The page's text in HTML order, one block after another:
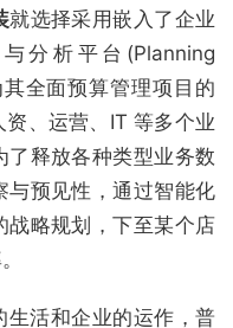
就选择采用嵌入了企业
分析平台(Planning
全面预算管理项目的
、运营、IT 等多个业
释放各种类型业务数
与预见性，通过智能化
战略规划，下至某个店
生活和企业的运作，普